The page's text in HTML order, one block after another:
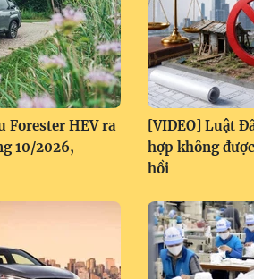
Forester HEV ra
10/2026,
[VIDEO] Luật
hợp không
hồi